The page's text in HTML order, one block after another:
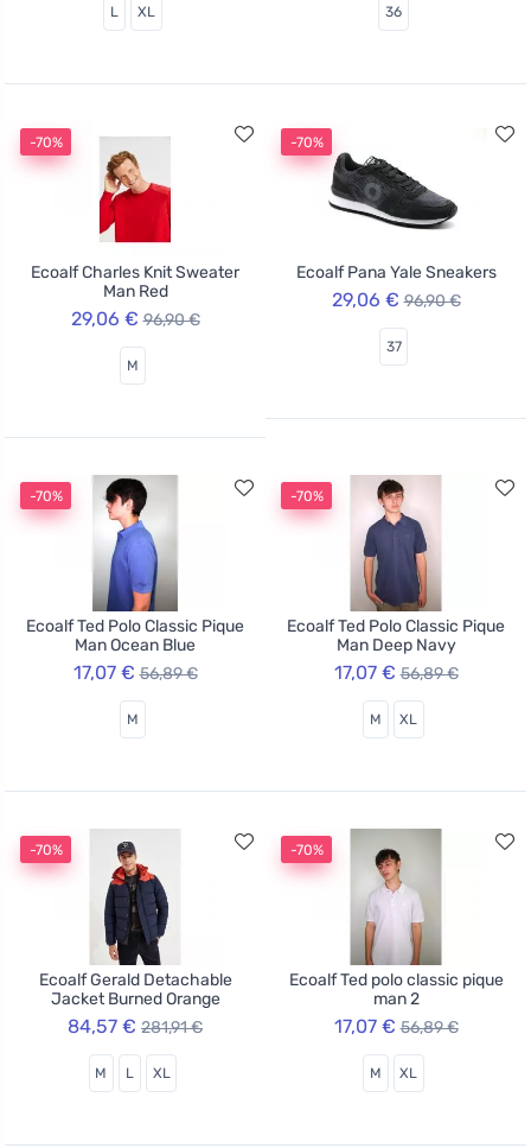
L XL 36
-70%
Ecoalf Charles Knit Sweater
Man Red
29,06 € 96,90 €
M
-70%
Ecoalf Pana Yale Sneakers
29,06 € 96,90 €
37
-70%
Ecoalf Ted Polo Classic Pique
Man Ocean Blue
17,07 € 56,89 €
M
-70%
Ecoalf Ted Polo Classic Pique
Man Deep Navy
17,07 € 56,89 €
M XL
-70%
Ecoalf Gerald Detachable
Jacket Burned Orange
84,57 € 281,91 €
M L XL
-70%
Ecoalf Ted polo classic pique
man 2
17,07 € 56,89 €
M XL